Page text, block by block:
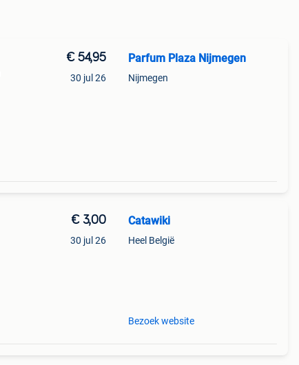
€ 54,95
30 jul 26
Parfum Plaza Nijmegen
Nijmegen
€ 3,00
30 jul 26
Catawiki
Heel België
Bezoek website